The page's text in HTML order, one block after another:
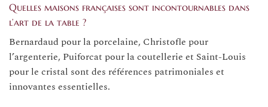
Quelles maisons françaises sont incontournables dans
l’art de la table ?
Bernardaud pour la porcelaine, Christofle pour
l’argenterie, Puiforcat pour la coutellerie et Saint-Louis
pour le cristal sont des références patrimoniales et
innovantes essentielles.